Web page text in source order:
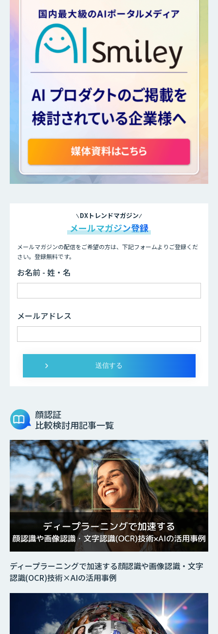
DXトレンドマガジン
メールマガジン登録
メールマガジンの配信をご希望の方は、下記フォームよりご登録くだ
さい。登録無料です。
お名前 - 姓・名
メールアドレス
顔認証
比較検討用記事一覧
ディープラーニングで加速する顔認識や画像認識・文字
認識(OCR)技術×AIの活用事例